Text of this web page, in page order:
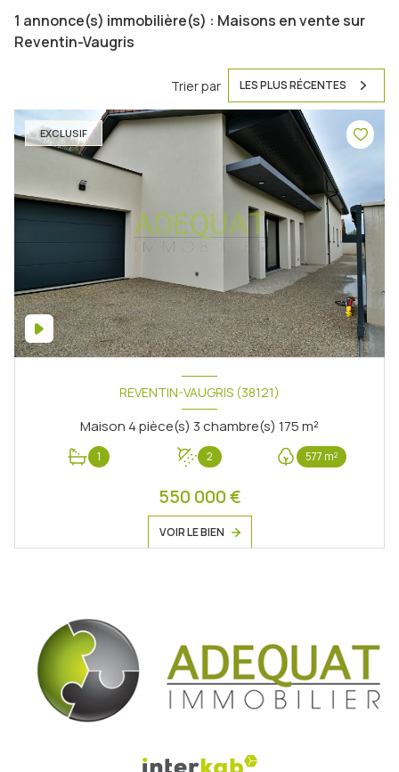
1 annonce(s) immobilière(s) : Maisons en vente sur
Reventin-Vaugris
Trier par LES PLUS RÉCENTES
EXCLUSIF
REVENTIN-VAUGRIS (38121)
Maison 4 pièce(s) 3 chambre(s) 175 m²
1 2 577 m²
550 000 €
VOIR LE BIEN